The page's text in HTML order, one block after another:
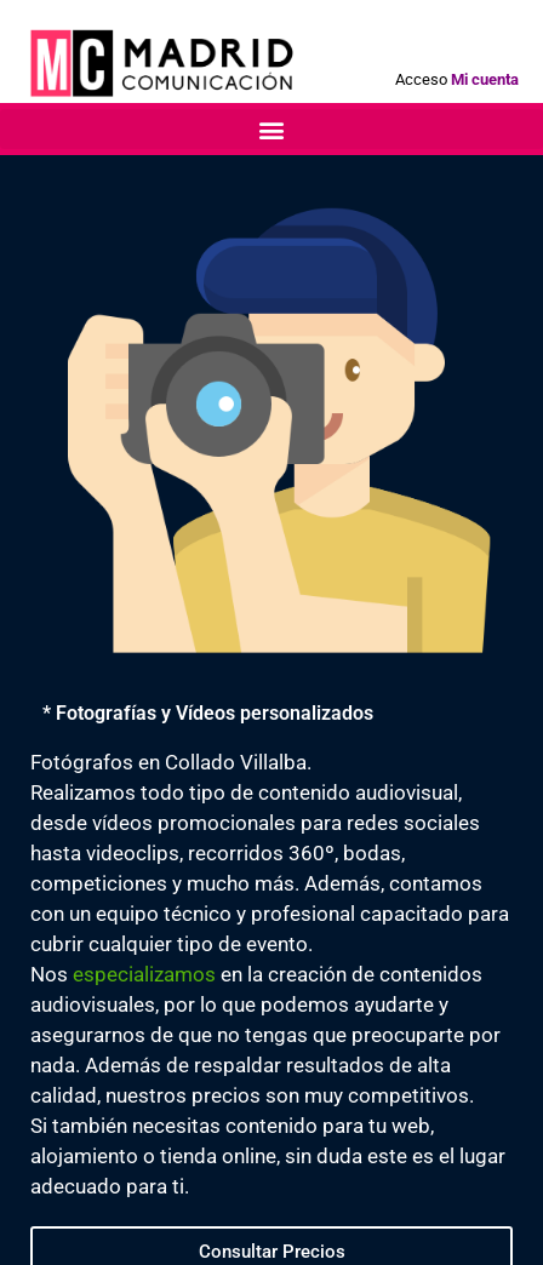
Acceso Mi cuenta
* Fotografías y Vídeos personalizados
Fotógrafos en Collado Villalba.
Realizamos todo tipo de contenido audiovisual,
desde vídeos promocionales para redes sociales
hasta videoclips, recorridos 360º, bodas,
competiciones y mucho más. Además, contamos
con un equipo técnico y profesional capacitado para
cubrir cualquier tipo de evento.
Nos especializamos en la creación de contenidos
audiovisuales, por lo que podemos ayudarte y
asegurarnos de que no tengas que preocuparte por
nada. Además de respaldar resultados de alta
calidad, nuestros precios son muy competitivos.
Si también necesitas contenido para tu web,
alojamiento o tienda online, sin duda este es el lugar
adecuado para ti.
Consultar Precios